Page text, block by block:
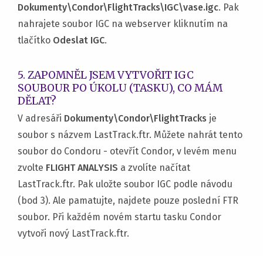
Dokumenty\Condor\FlightTracks\IGC\vase.igc. Pak
nahrajete soubor IGC na webserver kliknutím na
tlačítko Odeslat IGC.
5. ZAPOMNĚL JSEM VYTVOŘIT IGC
SOUBOUR PO ÚKOLU (TASKU), CO MÁM
DĚLAT?
V adresáři Dokumenty\Condor\FlightTracks je
soubor s názvem LastTrack.ftr. Můžete nahrát tento
soubor do Condoru - otevřít Condor, v levém menu
zvolte FLIGHT ANALYSIS a zvolíte načítat
LastTrack.ftr. Pak uložte soubor IGC podle návodu
(bod 3). Ale pamatujte, najdete pouze poslední FTR
soubor. Při každém novém startu tasku Condor
vytvoři nový LastTrack.ftr.